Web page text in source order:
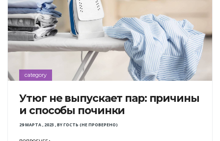
category
Утюг не выпускает пар: причины
и способы починки
29 МАРТА , 2023 ,BYГОСТЬ (НЕ ПРОВЕРЕНО)